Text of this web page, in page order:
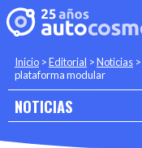
Inicio >Editorial >Noticias >
plataforma modular
NOTICIAS